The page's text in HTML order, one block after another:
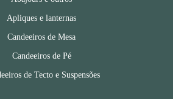
Apliques e lanternas
Candeeiros de Mesa
Candeeiros de Pé
de Tecto e Suspensões